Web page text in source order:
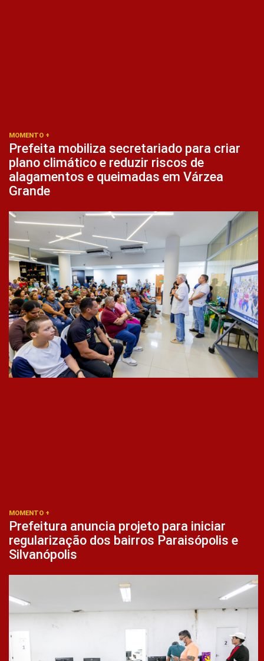
MOMENTO +
Prefeita mobiliza secretariado para criar
plano climático e reduzir riscos de
alagamentos e queimadas em Várzea
Grande
MOMENTO +
Prefeitura anuncia projeto para iniciar
regularização dos bairros Paraisópolis e
Silvanópolis